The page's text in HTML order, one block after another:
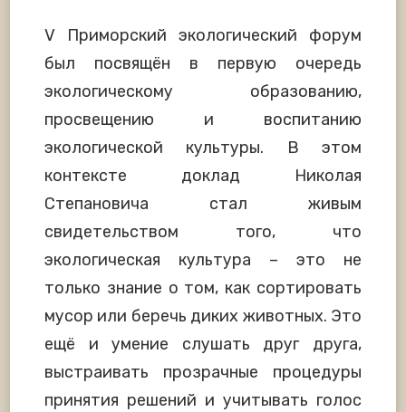
V Приморский экологический форум
был посвящён в первую очередь
экологическому образованию,
просвещению и воспитанию
экологической культуры. В этом
контексте доклад Николая
Степановича стал живым
свидетельством того, что
экологическая культура – это не
только знание о том, как сортировать
мусор или беречь диких животных. Это
ещё и умение слушать друг друга,
выстраивать прозрачные процедуры
принятия решений и учитывать голос